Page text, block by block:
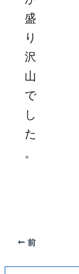
盛
り
沢
山
で
し
た
。
前